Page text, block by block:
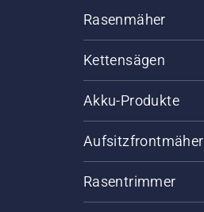
Rasenmäher
Kettensägen
Akku-Produkte
Aufsitzfrontmäher
Rasentrimmer